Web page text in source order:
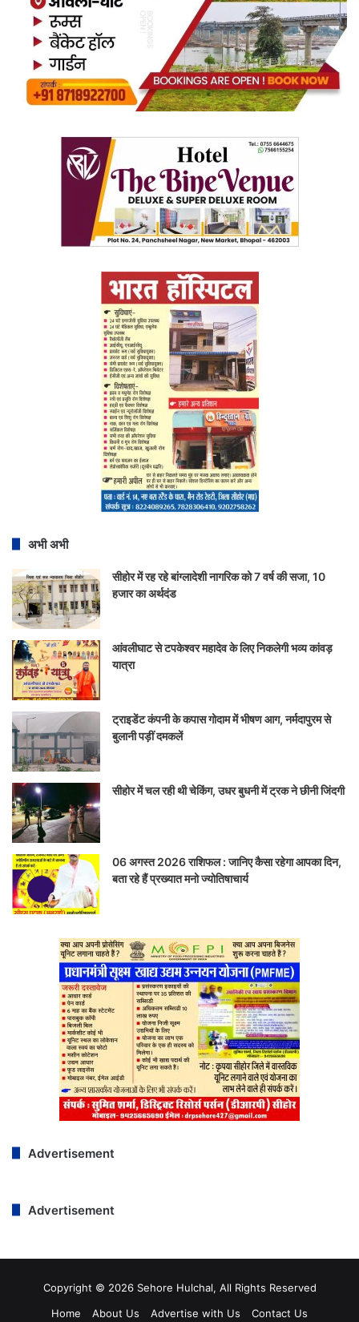
अभी अभी
सीहोर में रह रहे बांग्लादेशी नागरिक को 7 वर्ष की सजा, 10
हजार का अर्थदंड
आंवलीघाट से टपकेश्वर महादेव के लिए निकलेगी भव्य कांवड़
यात्रा
ट्राइडेंट कंपनी के कपास गोदाम में भीषण आग, नर्मदापुरम से
बुलानी पड़ीं दमकलें
सीहोर में चल रही थी चेकिंग, उधर बुधनी में ट्रक ने छीनी जिंदगी
06 अगस्त 2026 राशिफल : जानिए कैसा रहेगा आपका दिन,
बता रहे हैं प्रख्यात मनो ज्योतिषाचार्य
Advertisement
Advertisement
Copyright © 2026 Sehore Hulchal, All Rights Reserved
Home
About Us Advertise with Us Contact Us